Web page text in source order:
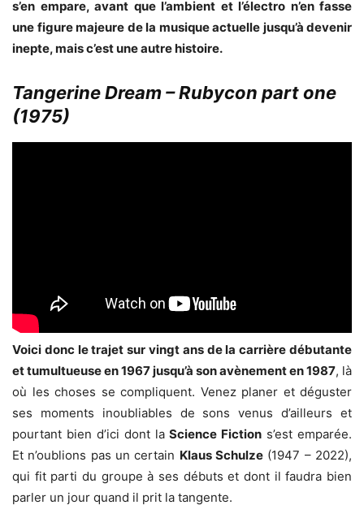
s’en empare, avant que l’ambient et l’électro n’en fasse
une figure majeure de la musique actuelle jusqu’à devenir
inepte, mais c’est une autre histoire.
Tangerine Dream – Rubycon part one
(1975)
Voici donc le trajet sur vingt ans de la carrière débutante
et tumultueuse en 1967 jusqu’à son avènement en 1987, là
où les choses se compliquent. Venez planer et déguster
ses moments inoubliables de sons venus d’ailleurs et
pourtant bien d’ici dont laScience Fiction s’est emparée.
Et n’oublions pas un certain Klaus Schulze (1947 – 2022),
qui fit parti du groupe à ses débuts et dont il faudra bien
parler un jour quand il prit la tangente.